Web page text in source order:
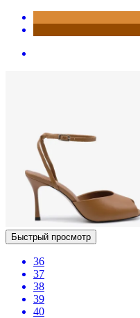
Быстрый просмотр
36
37
38
39
40